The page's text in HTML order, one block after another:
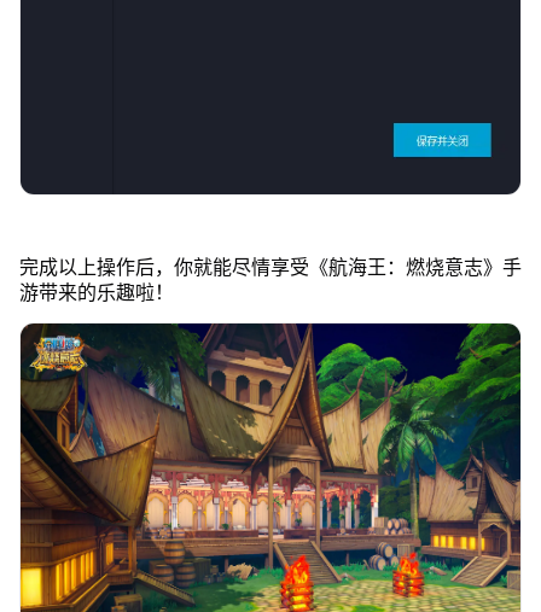
完成以上操作后，你就能尽情享受《航海王：燃烧意志》手
游带来的乐趣啦！